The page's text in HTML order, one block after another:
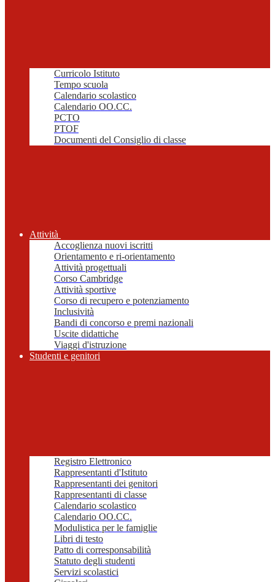
Curricolo Istituto
Tempo scuola
Calendario scolastico
Calendario OO.CC.
PCTO
PTOF
Documenti del Consiglio di classe
Attività
Accoglienza nuovi iscritti
Orientamento e ri-orientamento
Attività progettuali
Corso Cambridge
Attività sportive
Corso di recupero e potenziamento
Inclusività
Bandi di concorso e premi nazionali
Uscite didattiche
Viaggi d'istruzione
Studenti e genitori
Registro Elettronico
Rappresentanti d'Istituto
Rappresentanti dei genitori
Rappresentanti di classe
Calendario scolastico
Calendario OO.CC.
Modulistica per le famiglie
Libri di testo
Patto di corresponsabilità
Statuto degli studenti
Servizi scolastici